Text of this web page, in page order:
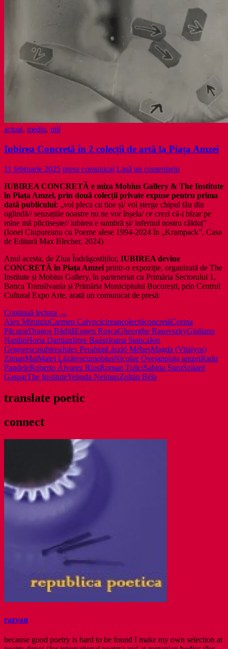
actual, media, util
Iubirea Concretă în 2 colecții de artă la Piața Amzei
11 februarie 2025 presa comunicat Lasă un comentariu
IUBIREA CONCRETĂ e miza Mobius Gallery & The Institute
în Piața Amzei, prin două colecții private expuse pentru prima
dată publicului: „voi pleca cu tine și/ voi șterge chipul tău din
oglindă// senzațiile noastre nu ne vor înșela/ ce crezi că-i bizar pe
mine mă plictisește// iubirea e sumbră și/ infernul nostru călduț”
(Ionel Ciupureanu cu Poeme alese 1994-2024 în „Krampack”, Casa
de Editură Max Blecher, 2024)
Anul acesta, de Ziua Îndrăgostiților, IUBIREA devine
CONCRETĂ în Piața Amzei printr-o expoziție, organizată de The
Institute și Mobius Gallery, în parteneriat cu Primăria Sectorului 1,
Banca Transilvania și Primăria Municipiului București, prin Centrul
Cultural Expo Arte, arată un comunicat de presă:
Continuă lectura Iubirea
Concretă
în
2
colecții
de
artă
la
Amzei
→
Alex MirutziuCarmen CalvocicireancolecțiiconcretăCorina
PăcurarDragoș BădiţăEugen RoșcaGheorghe RasovszkyGiuliano
NardinHoria DamianImre BaászIoana StancaIon
GrigorescuiubireaJules PerahimLászló MéhesMagda (Vitalyos)
ZimanMaïMatei LăzărescumobiusNicolae Ovejanpiața amzeiRadu
PandeleRoberto Álvarez RíosRoman ToliciSabina SuruSzilard
GasparThe InstituteYehuda NeimanZoltán Béla
translate poetic
connect
razvan
because good poetry is hard to be found I make my own selection at